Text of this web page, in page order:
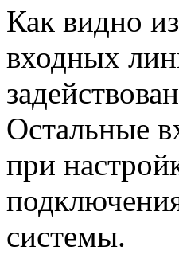
Как видно
входных
Остальные
при
системы.